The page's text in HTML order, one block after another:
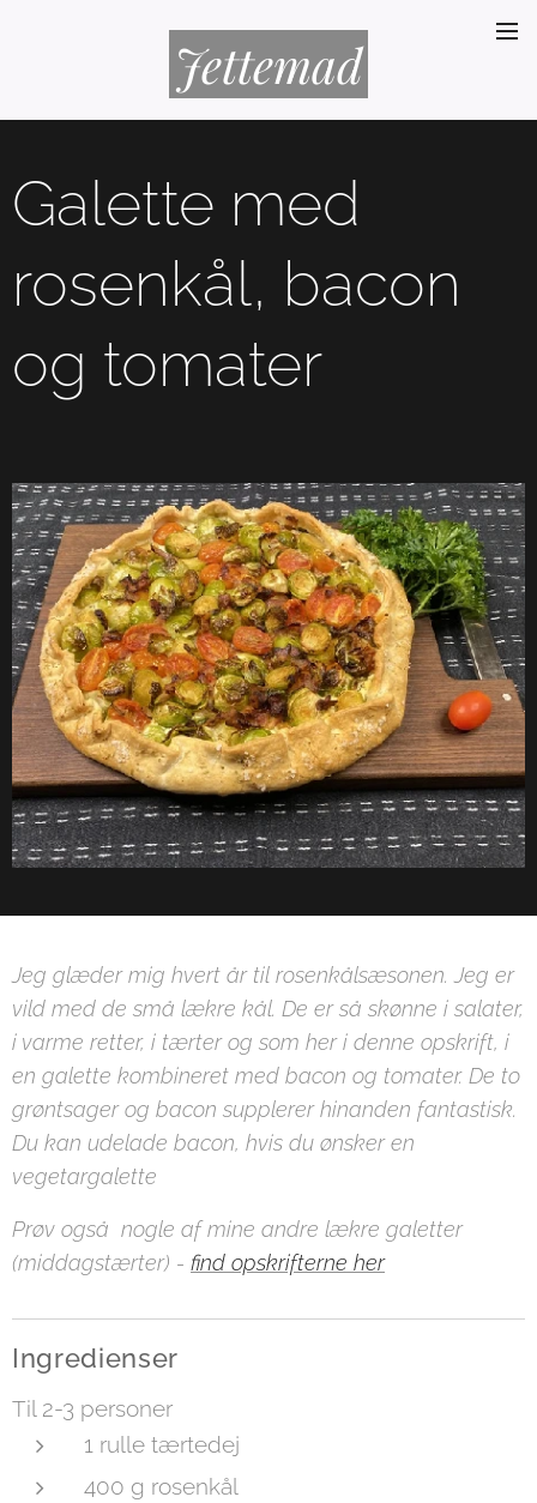
Jettemad
Galette med
rosenkål, bacon
og tomater
Jeg glæder mig hvert år til rosenkålsæsonen. Jeg er
vild med de små lækre kål. De er så skønne i salater,
i varme retter, i tærter og som her i denne opskrift, i
en galette kombineret med bacon og tomater. De to
grøntsager og bacon supplerer hinanden fantastisk.
Du kan udelade bacon, hvis du ønsker en
vegetargalette
Prøv også nogle af mine andre lækre galetter
(middagstærter) - find opskrifterne her
Ingredienser
Til 2-3 personer
1 rulle tærtedej
400 g rosenkål